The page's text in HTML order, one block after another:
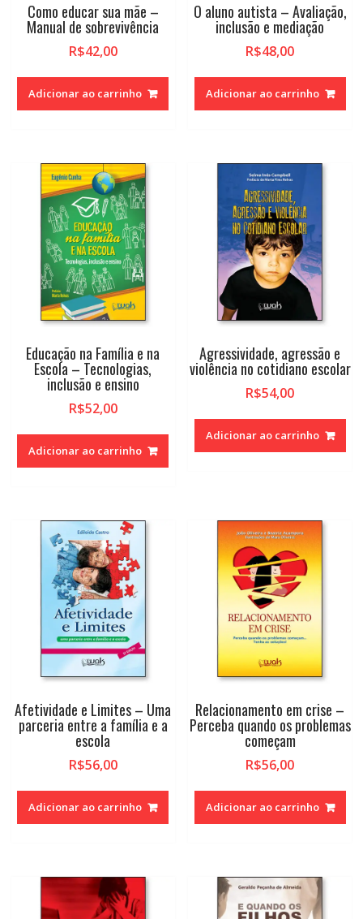
Como educar sua mãe –
Manual de sobrevivência
R$42,00
Adicionar ao carrinho
O aluno autista – Avaliação,
inclusão e mediação
R$48,00
Adicionar ao carrinho
Educação na Família e na
Escola – Tecnologias,
inclusão e ensino
R$52,00
Adicionar ao carrinho
Agressividade, agressão e
violência no cotidiano escolar
R$54,00
Adicionar ao carrinho
Afetividade e Limites – Uma
parceria entre a família e a
escola
R$56,00
Adicionar ao carrinho
Relacionamento em crise –
Perceba quando os problemas
começam
R$56,00
Adicionar ao carrinho